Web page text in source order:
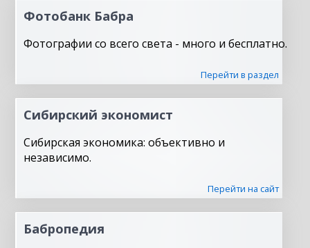
Фотобанк Бабра
Фотографии со всего света - много и бесплатно.
Перейти в раздел
Сибирский экономист
Сибирская экономика: объективно и
независимо.
Перейти на сайт
Бабропедия